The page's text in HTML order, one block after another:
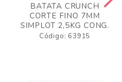
BATATA CRUNCH
CORTE FINO 7MM
SIMPLOT 2,5KG CONG.
Código: 63915